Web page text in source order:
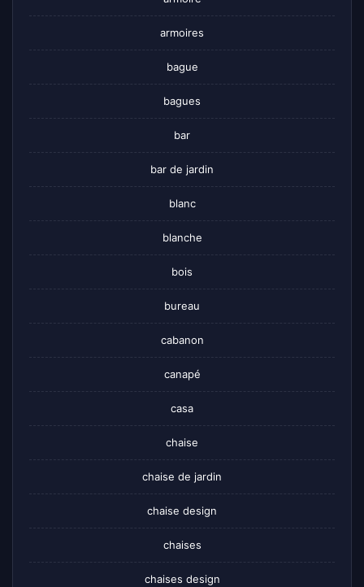
armoires
bague
bagues
bar
bar de jardin
blanc
blanche
bois
bureau
cabanon
canapé
casa
chaise
chaise de jardin
chaise design
chaises
chaises design